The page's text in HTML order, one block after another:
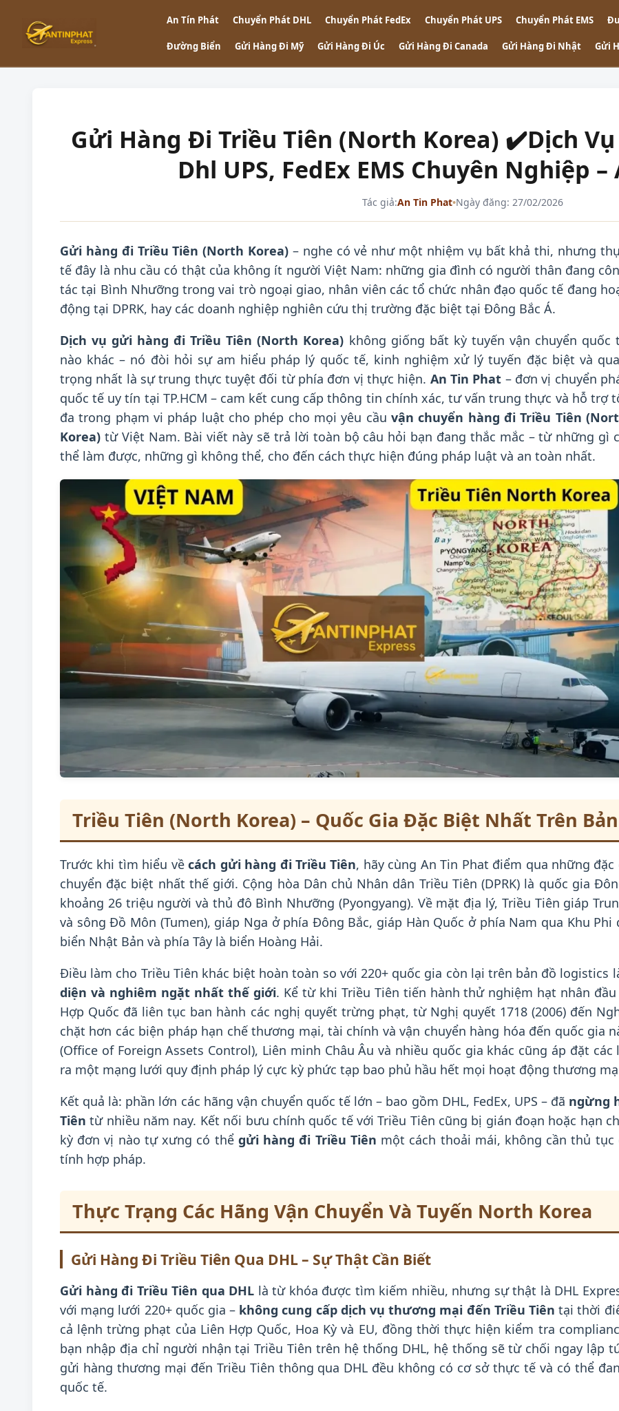
An Tín Phát Chuyển Phát DHL Chuyển Phát FedEx Chuyển Phát UPS Chuyển Phát EMS
Đường Biển Gửi Hàng Đi Mỹ Gửi Hàng Đi Úc Gửi Hàng Đi Canada Gửi Hàng Đi Nhật Gửi
Gửi Hàng Đi Triều Tiên (North Korea) ✔️Dịch
Dhl UPS, FedEx EMS Chuyên Nghiệp
Tác giả:An Tin Phat•Ngày đăng: 27/02/2026
Gửi hàng đi Triều Tiên (North Korea) – nghe có vẻ như một nhiệm vụ bất khả thi, nhưng
tế đây là nhu cầu có thật của không ít người Việt Nam: những gia đình có người thân đang
tác tại Bình Nhưỡng trong vai trò ngoại giao, nhân viên các tổ chức nhân đạo quốc tế đang
động tại DPRK, hay các doanh nghiệp nghiên cứu thị trường đặc biệt tại Đông Bắc Á.
Dịch vụ gửi hàng đi Triều Tiên (North Korea) không giống bất kỳ tuyến vận chuyển quốc
nào khác – nó đòi hỏi sự am hiểu pháp lý quốc tế, kinh nghiệm xử lý tuyến đặc biệt và
trọng nhất là sự trung thực tuyệt đối từ phía đơn vị thực hiện. An Tin Phat – đơn vị chuyển
quốc tế uy tín tại TP.HCM – cam kết cung cấp thông tin chính xác, tư vấn trung thực và hỗ trợ
đa trong phạm vi pháp luật cho phép cho mọi yêu cầu vận chuyển hàng đi Triều Tiên
Korea) từ Việt Nam. Bài viết này sẽ trả lời toàn bộ câu hỏi bạn đang thắc mắc – từ những gì
thể làm được, những gì không thể, cho đến cách thực hiện đúng pháp luật và an toàn nhất.
Triều Tiên (North Korea) – Quốc Gia Đặc Biệt Nhất Trên
Trước khi tìm hiểu vềcách gửi hàng đi Triều Tiên, hãy cùng An Tin Phat điểm qua những
chuyển đặc biệt nhất thế giới. Cộng hòa Dân chủ Nhân dân Triều Tiên (DPRK) là quốc gia
khoảng 26 triệu người và thủ đô Bình Nhưỡng (Pyongyang). Về mặt địa lý, Triều Tiên giáp
và sông Đồ Môn (Tumen), giáp Nga ở phía Đông Bắc, giáp Hàn Quốc ở phía Nam qua Khu
biển Nhật Bản và phía Tây là biển Hoàng Hải.
Điều làm cho Triều Tiên khác biệt hoàn toàn so với 220+ quốc gia còn lại trên bản đồ logistics
diện và nghiêm ngặt nhất thế giới. Kể từ khi Triều Tiên tiến hành thử nghiệm hạt nhân
Hợp Quốc đã liên tục ban hành các nghị quyết trừng phạt, từ Nghị quyết 1718 (2006) đến
chặt hơn các biện pháp hạn chế thương mại, tài chính và vận chuyển hàng hóa đến quốc gia
(Office of Foreign Assets Control), Liên minh Châu Âu và nhiều quốc gia khác cũng áp đặt
ra một mạng lưới quy định pháp lý cực kỳ phức tạp bao phủ hầu hết mọi hoạt động thương
Kết quả là: phần lớn các hãng vận chuyển quốc tế lớn – bao gồm DHL, FedEx, UPS – đã ngừng
Tiên từ nhiều năm nay. Kết nối bưu chính quốc tế với Triều Tiên cũng bị gián đoạn hoặc hạn
kỳ đơn vị nào tự xưng có thể gửi hàng đi Triều Tiên một cách thoải mái, không cần thủ
tính hợp pháp.
Thực Trạng Các Hãng Vận Chuyển Và Tuyến North Korea
Gửi Hàng Đi Triều Tiên Qua DHL – Sự Thật Cần Biết
Gửi hàng đi Triều Tiên qua DHL là từ khóa được tìm kiếm nhiều, nhưng sự thật là DHL
với mạng lưới 220+ quốc gia – không cung cấp dịch vụ thương mại đến Triều Tiên tại thời
cả lệnh trừng phạt của Liên Hợp Quốc, Hoa Kỳ và EU, đồng thời thực hiện kiểm tra
bạn nhập địa chỉ người nhận tại Triều Tiên trên hệ thống DHL, hệ thống sẽ từ chối ngay lập
gửi hàng thương mại đến Triều Tiên thông qua DHL đều không có cơ sở thực tế và có thể
quốc tế.